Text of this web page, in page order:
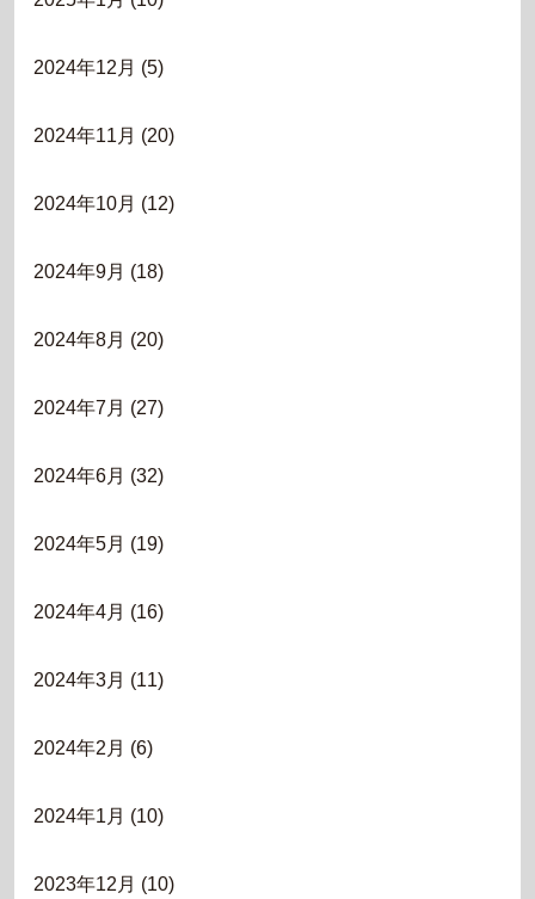
2024年12月 (5)
2024年11月 (20)
2024年10月 (12)
2024年9月 (18)
2024年8月 (20)
2024年7月 (27)
2024年6月 (32)
2024年5月 (19)
2024年4月 (16)
2024年3月 (11)
2024年2月 (6)
2024年1月 (10)
2023年12月 (10)